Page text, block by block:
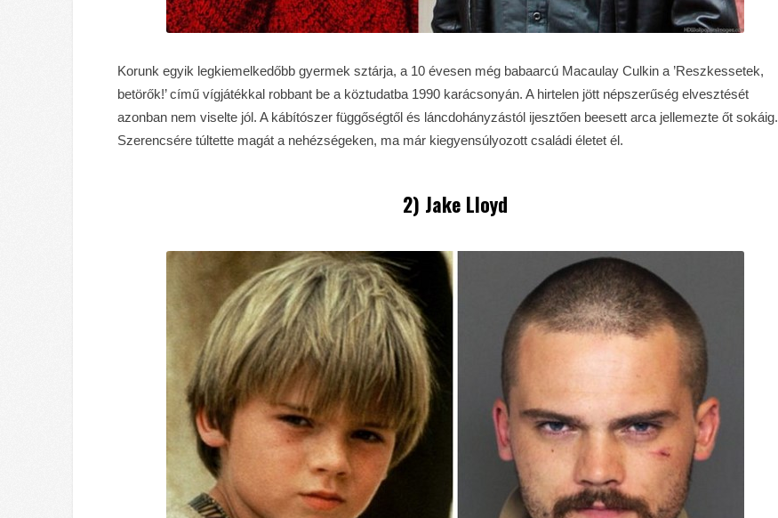
Korunk egyik legkiemelkedőbb gyermek sztárja, a 10 évesen még babaarcú Macaulay Culkin a ’Reszkessetek,
betörők!’ című vígjátékkal robbant be a köztudatba 1990 karácsonyán. A hirtelen jött népszerűség elvesztését
azonban nem viselte jól. A kábítószer függőségtől és láncdohányzástól ijesztően beesett arca jellemezte őt sokáig.
Szerencsére túltette magát a nehézségeken, ma már kiegyensúlyozott családi életet él.
2) Jake Lloyd